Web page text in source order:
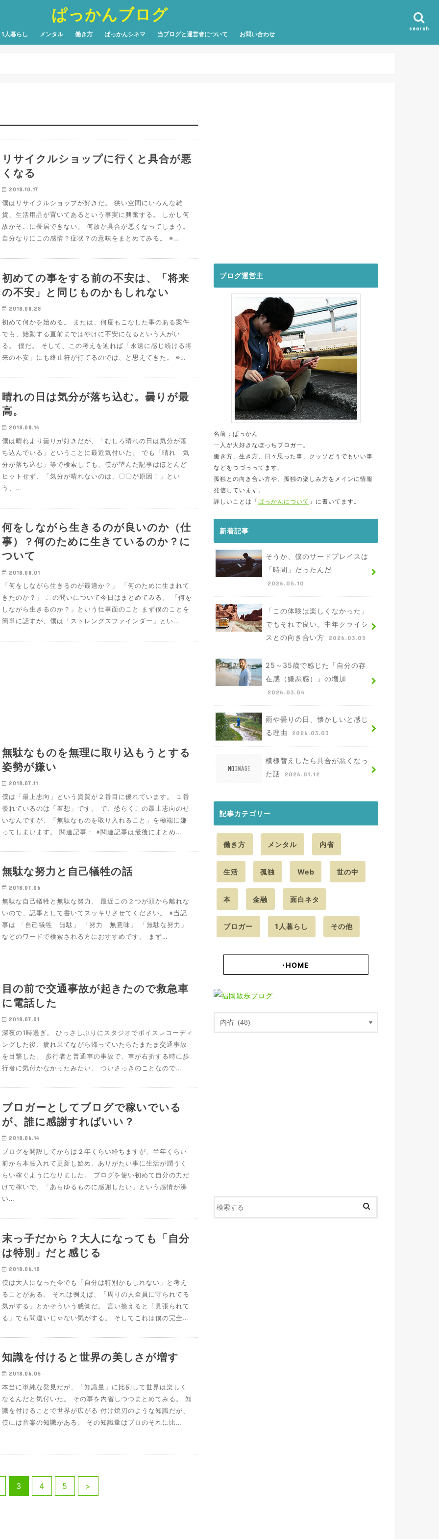
ぱっかんブログ
search
1人暮らし メンタル 働き方 ぱっかんシネマ 当ブログと運営者について お問い合わせ
リサイクルショップに行くと具合が悪
くなる
2018.10.17
僕はリサイクルショップが好きだ。 狭い空間にいろんな雑
貨、生活用品が置いてあるという事実に興奮する。 しかし何
故かそこに長居できない。 何故か具合が悪くなってしまう。
自分なりにこの感情？症状？の意味をまとめてみる。 ※…
初めての事をする前の不安は、「将来
の不安」と同じものかもしれない
2018.08.28
初めて何かを始める。 または、何度もこなした事のある案件
でも、始動する直前まではやけに不安になるという人がい
る。 僕だ。 そして、この考えを辿れば「永遠に感じ続ける将
来の不安」にも終止符が打てるのでは、と思えてきた。 ※…
晴れの日は気分が落ち込む。曇りが最
高。
2018.08.14
僕は晴れより曇りが好きだが、「むしろ晴れの日は気分が落
ち込んでいる」ということに最近気付いた。 でも「晴れ 気
分が落ち込む」等で検索しても、僕が望んだ記事はほとんど
ヒットせず、「気分が晴れないのは、〇〇が原因！」とい
う、…
何をしながら生きるのが良いのか（仕
事）？何のために生きているのか？に
ついて
2018.08.01
「何をしながら生きるのが最適か？」 「何のために生まれて
きたのか？」 この問いについて今日はまとめてみる。 「何を
しながら生きるのか？」という仕事面のこと まず僕のことを
簡単に話すが、僕は「ストレングスファインダー」とい…
無駄なものを無理に取り込もうとする
姿勢が嫌い
2018.07.11
僕は「最上志向」という資質が２番目に優れています。 １番
優れているのは「着想」です。 で、恐らくこの最上志向のせ
いなんですが、「無駄なものを取り入れること」を極端に嫌
ってしまいます。 関連記事： ※関連記事は最後にまとめ…
無駄な努力と自己犠牲の話
2018.07.06
無駄な自己犠牲と無駄な努力。 最近この２つが頭から離れな
いので、記事として書いてスッキリさせてください。 ※当記
事は 「自己犠牲 無駄」 「努力 無意味」 「無駄な努力」
などのワードで検索される方におすすめです。 まず…
目の前で交通事故が起きたので救急車
に電話した
2018.07.01
深夜の1時過ぎ。 ひっさしぶりにスタジオでボイスレコーディ
ングした後、疲れ果てながら帰っていたらたまたま交通事故
を目撃した。 歩行者と普通車の事故で、車が右折する時に歩
行者に気付かなかったみたい。 ついさっきのことなので…
ブロガーとしてブログで稼いでいる
が、誰に感謝すればいい？
2018.06.14
ブログを開設してからは２年くらい経ちますが、半年くらい
前から本腰入れて更新し始め、ありがたい事に生活が潤うく
らい稼ぐようになりました。 ブログを使い初めて自分の力だ
けで稼いで、「あらゆるものに感謝したい」という感情が沸
い…
末っ子だから？大人になっても「自分
は特別」だと感じる
2018.06.10
僕は大人になった今でも「自分は特別かもしれない」と考え
ることがある。 それは例えば、「周りの人全員に守られてる
気がする」とかそういう感覚だ。 言い換えると「見張られて
る」でも間違いじゃない気がする。 そしてこれは僕の完全…
知識を付けると世界の美しさが増す
2018.06.05
本当に単純な発見だが、「知識量」に比例して世界は楽しく
なるんだと気付いた。 その事を内省しつつまとめてみる。 知
識を付けることで世界が広がる 付け焼刃のような知識だが、
僕には音楽の知識がある。 その知識量はプロのそれに比…
3 4 5 >
ブログ運営主
名前：ぱっかん
一人が大好きなぼっちブロガー。
働き方、生き方、日々思った事、クッソどうでもいい事
などをつづっってます。
孤独との向き合い方や、孤独の楽しみ方をメインに情報
発信しています。
詳しいことは「ぱっかんについて 」に書いてます。
新着記事
そうか、僕のサードプレイスは
「時間」だったんだ
2026.05.10
「この体験は楽しくなかった」
でもそれで良い。中年クライシ
スとの向き合い方
2026.03.05
25～35歳で感じた「自分の存
在感（嫌悪感）」の増加
2026.03.04
雨や曇りの日、懐かしいと感じ
る理由
2026.03.03
模様替えしたら具合が悪くなっ
た話
2026.01.12
記事カテゴリー
働き方 メンタル 内省
生活 孤独 Web 世の中
本 金融 面白ネタ
ブロガー 1人暮らし その他
HOME